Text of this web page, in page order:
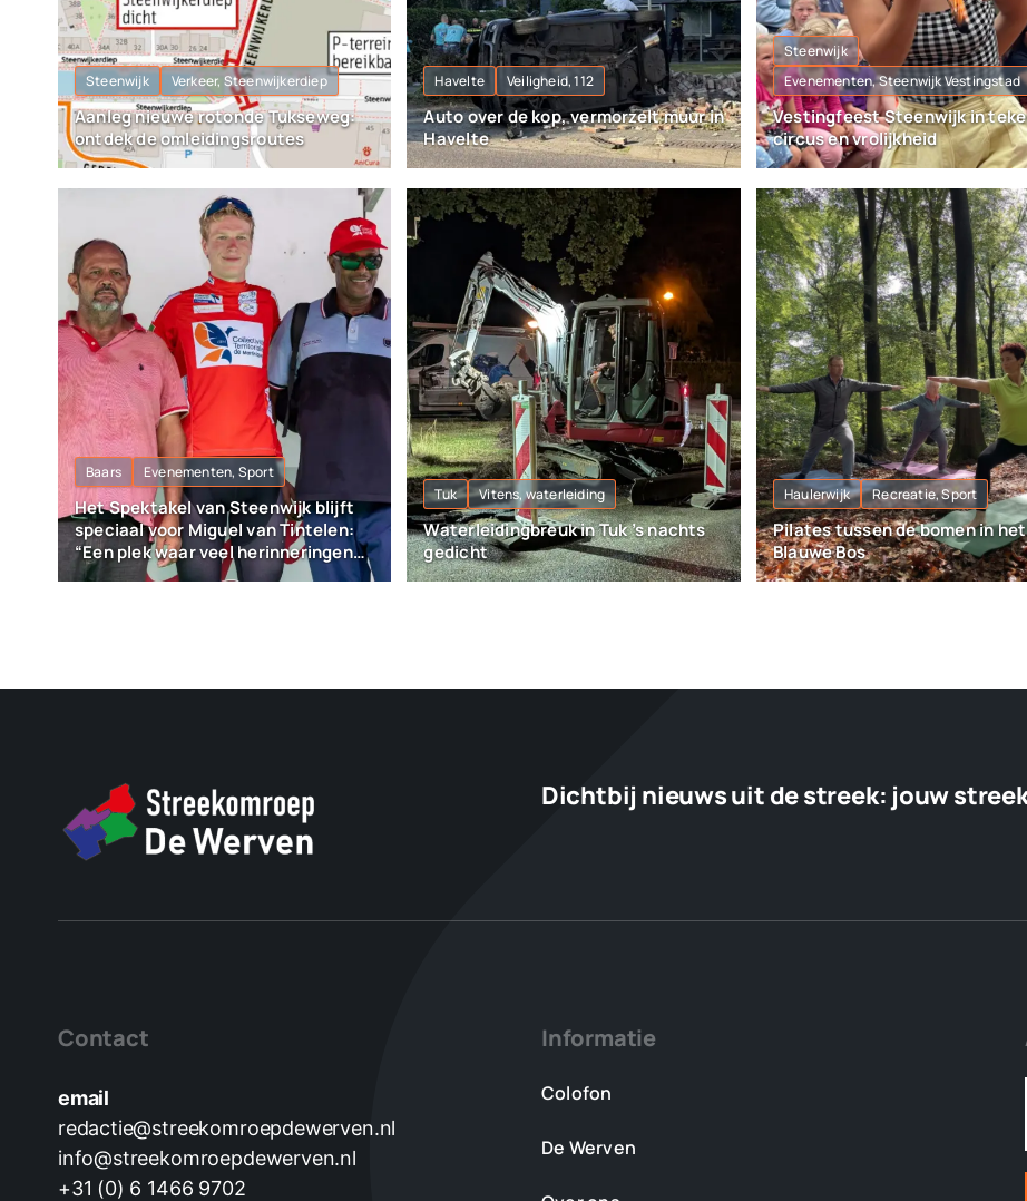
Steenwijk Verkeer, Steenwijkerdiep
Aanleg nieuwe rotonde Tukseweg:
ontdek de omleidingsroutes
Havelte Veiligheid, 112
Auto over de kop, vermorzelt muur in
Havelte
Steenwijk
Evenementen, Steenwijk Vestingstad
Vestingfeest Steenwijk in
circus en vrolijkheid
Baars Evenementen, Sport
Het Spektakel van Steenwijk blijft
speciaal voor Miguel van Tintelen:
“Een plek waar veel herinneringen
liggen”
Tuk Vitens, waterleiding
Waterleidingbreuk in Tuk ’s nachts
gedicht
Haulerwijk Recreatie, Sport
Pilates tussen de bomen in het
Blauwe Bos
Dichtbij nieuws uit de streek: jouw
Contact
email
redactie@streekomroepdewerven.nl
info@streekomroepdewerven.nl
+31 (0) 6 1466 9702
Informatie
Colofon
De Werven